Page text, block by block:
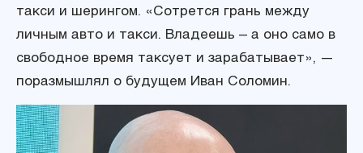
такси и шерингом. «Сотрется грань между
личным авто и такси. Владеешь – а оно само в
свободное время таксует и зарабатывает», —
поразмышлял о будущем Иван Соломин.